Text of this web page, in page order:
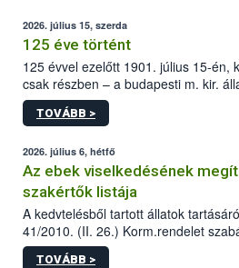
2026. július 15, szerda
125 éve történt
125 évvel ezelőtt 1901. július 15-én,
csak részben – a budapesti m. kir.
állomás a Kis Rókus utca 15. szám
tervezett új épületébe.
TOVÁBB >
2026. július 6, hétfő
Az ebek viselkedésének
szakértők listája
A kedvtelésből tartott állatok
41/2010. (II. 26.) Korm.rendelet
sérülés, illetve ennek veszélye
TOVÁBB >